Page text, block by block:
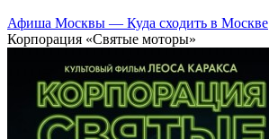
Афиша Москвы — Куда сходить в Москве
Корпорация «Святые моторы»